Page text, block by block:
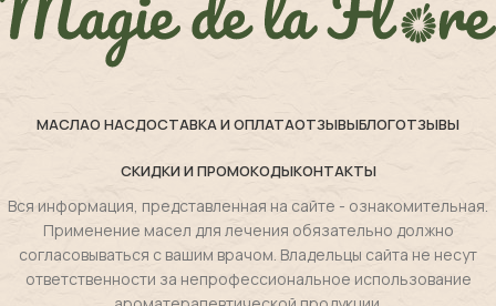
МАСЛАО НАСДОСТАВКА И ОПЛАТАОТЗЫВЫБЛОГОТЗЫВЫ
СКИДКИ И ПРОМОКОДЫКОНТАКТЫ
Вся информация, представленная на сайте - ознакомительная.
Применение масел для лечения обязательно должно
согласовываться с вашим врачом. Владельцы сайта не несут
ответственности за непрофессиональное использование